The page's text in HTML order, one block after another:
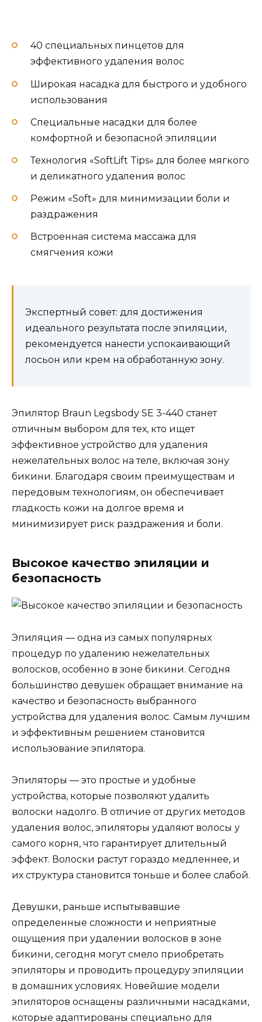
40 специальных пинцетов для
эффективного удаления волос
Широкая насадка для быстрого и удобного
использования
Специальные насадки для более
комфортной и безопасной эпиляции
Технология «SoftLift Tips» для более мягкого
и деликатного удаления волос
Режим «Soft» для минимизации боли и
раздражения
Встроенная система массажа для
смягчения кожи
Экспертный совет: для достижения
идеального результата после эпиляции,
рекомендуется нанести успокаивающий
лосьон или крем на обработанную зону.
Эпилятор Braun Legsbody SE 3-440 станет
отличным выбором для тех, кто ищет
эффективное устройство для удаления
нежелательных волос на теле, включая зону
бикини. Благодаря своим преимуществам и
передовым технологиям, он обеспечивает
гладкость кожи на долгое время и
минимизирует риск раздражения и боли.
Высокое качество эпиляции и
безопасность
Эпиляция — одна из самых популярных
процедур по удалению нежелательных
волосков, особенно в зоне бикини. Сегодня
большинство девушек обращает внимание на
качество и безопасность выбранного
устройства для удаления волос. Самым лучшим
и эффективным решением становится
использование эпилятора.
Эпиляторы — это простые и удобные
устройства, которые позволяют удалить
волоски надолго. В отличие от других методов
удаления волос, эпиляторы удаляют волосы у
самого корня, что гарантирует длительный
эффект. Волоски растут гораздо медленнее, и
их структура становится тоньше и более слабой.
Девушки, раньше испытывавшие
определенные сложности и неприятные
ощущения при удалении волосков в зоне
бикини, сегодня могут смело приобретать
эпиляторы и проводить процедуру эпиляции
в домашних условиях. Новейшие модели
эпиляторов оснащены различными насадками,
которые адаптированы специально для